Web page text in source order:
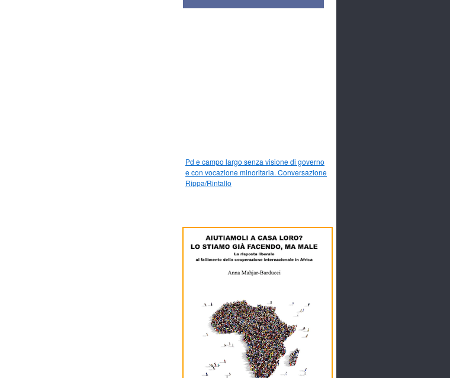
Pd e campo largo senza visione di governo
e con vocazione minoritaria. Conversazione
Rippa/Rintallo